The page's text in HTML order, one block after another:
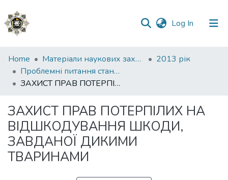
Log In (current)
Communities
&
Collections
Statistics
Home Матеріали наукових заходів
2013 рік
Проблемні питання стану дотримання захисту прав людини в Україні
ЗАХИСТ ПРАВ ПОТЕРПІЛИХ НА ВІДШКОДУВАННЯ ШКОДИ, ЗАВДАНОЇ ДИКИМИ ТВАРИНАМИ
ЗАХИСТ ПРАВ ПОТЕРПІЛИХ НА
ВІДШКОДУВАННЯ ШКОДИ,
ЗАВДАНОЇ ДИКИМИ
ТВАРИНАМИ